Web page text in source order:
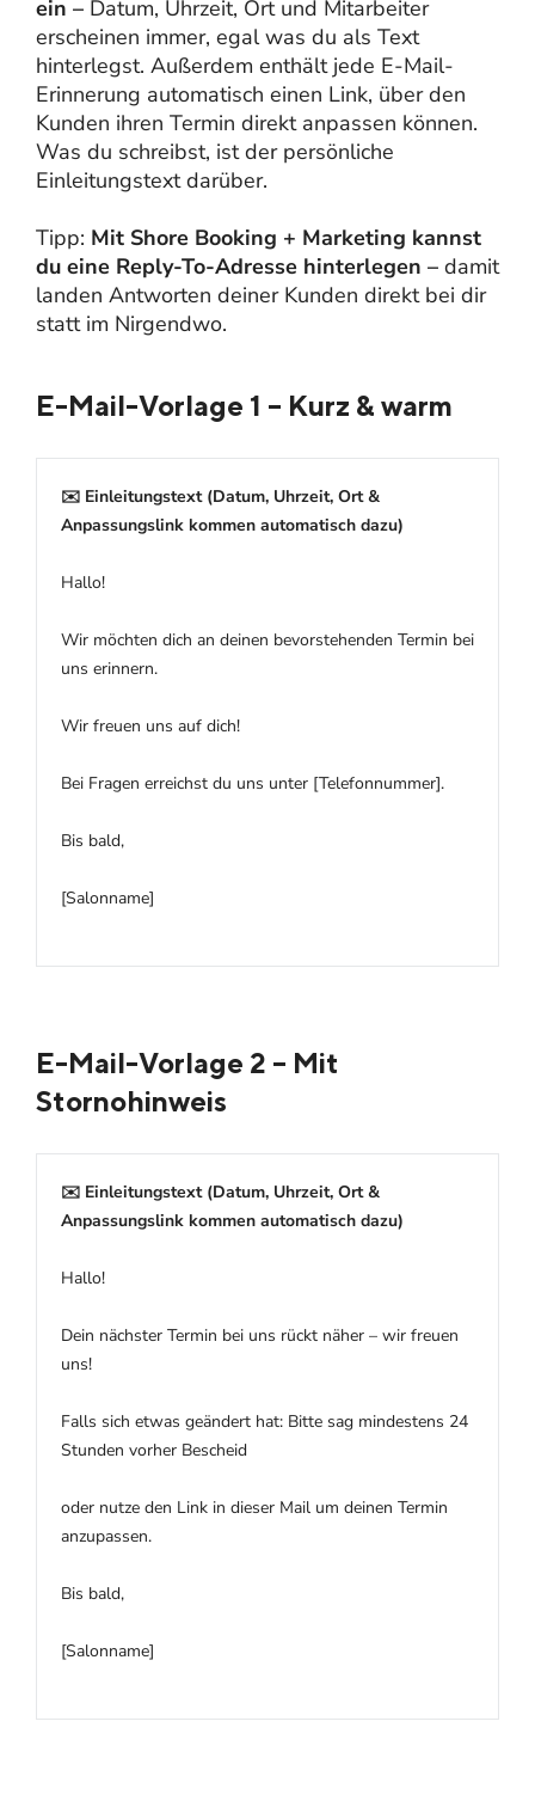
ein – Datum, Uhrzeit, Ort und Mitarbeiter
erscheinen immer, egal was du als Text
hinterlegst. Außerdem enthält jede E-Mail-
Erinnerung automatisch einen Link, über den
Kunden ihren Termin direkt anpassen können.
Was du schreibst, ist der persönliche
Einleitungstext darüber.
Tipp: Mit Shore Booking + Marketing kannst
du eine Reply-To-Adresse hinterlegen – damit
landen Antworten deiner Kunden direkt bei dir
statt im Nirgendwo.
E-Mail-Vorlage 1 – Kurz & warm
✉️ Einleitungstext (Datum, Uhrzeit, Ort &
Anpassungslink kommen automatisch dazu)
Hallo!
Wir möchten dich an deinen bevorstehenden Termin bei
uns erinnern.
Wir freuen uns auf dich!
Bei Fragen erreichst du uns unter [Telefonnummer].
Bis bald,
[Salonname]
E-Mail-Vorlage 2 – Mit
Stornohinweis
✉️ Einleitungstext (Datum, Uhrzeit, Ort &
Anpassungslink kommen automatisch dazu)
Hallo!
Dein nächster Termin bei uns rückt näher – wir freuen
uns!
Falls sich etwas geändert hat: Bitte sag mindestens 24
Stunden vorher Bescheid
oder nutze den Link in dieser Mail um deinen Termin
anzupassen.
Bis bald,
[Salonname]